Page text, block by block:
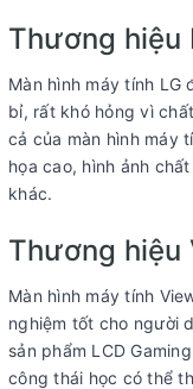
Thương hiệu
Màn hình máy tính LG
bỉ, rất khó hỏng vì
cả của màn hình máy
họa cao, hình ảnh
khác.
Thương hiệu
Màn hình máy tính
nghiệm tốt cho người
sản phẩm LCD
công thái học có thể